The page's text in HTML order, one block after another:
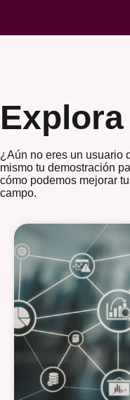
Explora
¿Aún no eres un usuario
mismo tu demostración
cómo podemos mejorar
campo.